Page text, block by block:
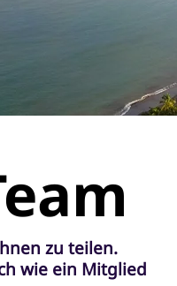
zu teilen.
wie ein Mitglied